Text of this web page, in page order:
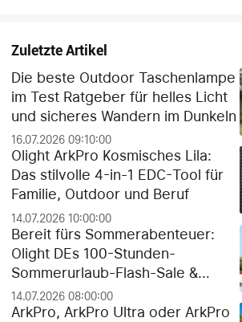
Zuletzte Artikel
Die beste Outdoor Taschenlampe
im Test Ratgeber für helles Licht
und sicheres Wandern im Dunkeln
16.07.2026 09:10:00
Olight ArkPro Kosmisches Lila:
Das stilvolle 4-in-1 EDC-Tool für
Familie, Outdoor und Beruf
14.07.2026 10:00:00
Bereit fürs Sommerabenteuer:
Olight DEs 100-Stunden-
Sommerurlaub-Flash-Sale &
exklusiver Gratis-Geschenk-
Guide!
14.07.2026 08:00:00
ArkPro, ArkPro Ultra oder ArkPro